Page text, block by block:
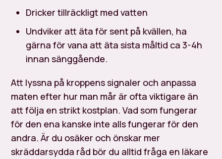
Dricker tillräckligt med vatten
Undviker att äta för sent på kvällen, ha
gärna för vana att äta sista måltid ca 3-4h
innan sänggående.
Att lyssna på kroppens signaler och anpassa
maten efter hur man mår är ofta viktigare än
att följa en strikt kostplan. Vad som fungerar
för den ena kanske inte alls fungerar för den
andra. Är du osäker och önskar mer
skräddarsydda råd bör du alltid fråga en läkare